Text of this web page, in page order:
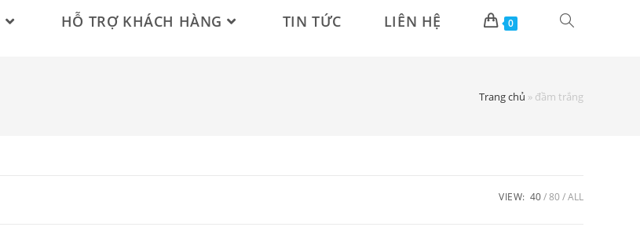
HỖ TRỢ KHÁCH HÀNG TIN TỨC LIÊN HỆ 0
Trang chủ » đầm trắng
VIEW: 40 80 ALL